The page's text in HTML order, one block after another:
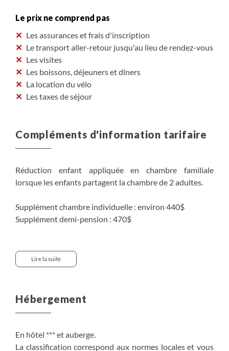
Le prix ne comprend pas
Les assurances et frais d'inscription
Le transport aller-retour jusqu'au lieu de rendez-vous
Les visites
Les boissons, déjeuners et dîners
La location du vélo
Les taxes de séjour
Compléments d'information tarifaire
Réduction enfant appliquée en chambre familiale
lorsque les enfants partagent la chambre de 2 adultes.
Supplément chambre individuelle : environ 440$
Supplément demi-pension : 470$
de base pour la 3ème personne partageant la chambre
double.
Tarif voyageur solo : supplément chambre individuelle
obligatoire uniquement.
Supplément location vélo électrique : environ 345$/
Lire la suite
Hébergement
En hôtel *** et auberge.
La classification correspond aux normes locales et vous